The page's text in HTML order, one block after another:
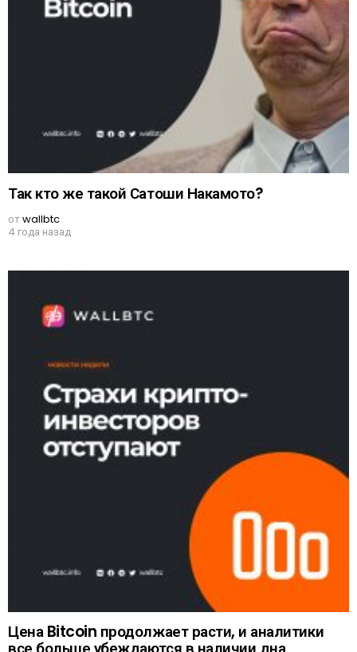
Так кто же такой Сатоши Накамото?
отwallbtc
4 года назад
Цена Bitcoin продолжает расти, и аналитики